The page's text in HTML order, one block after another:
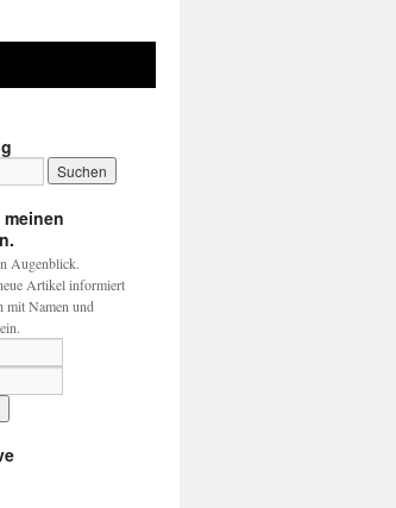
Augenblick.
Artikel informiert
mit Namen und